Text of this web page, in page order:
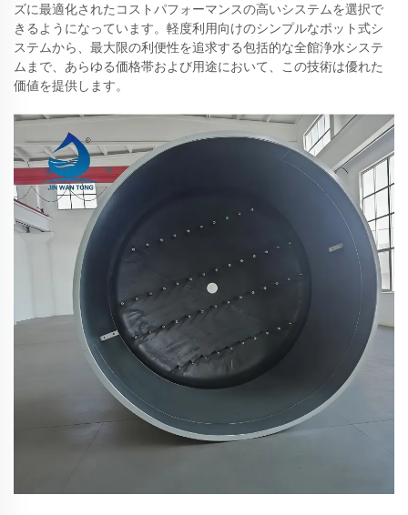
ズに最適化されたコストパフォーマンスの高いシステムを選択で
きるようになっています。軽度利用向けのシンプルなポット式シ
ステムから、最大限の利便性を追求する包括的な全館浄水システ
ムまで、あらゆる価格帯および用途において、この技術は優れた
価値を提供します。